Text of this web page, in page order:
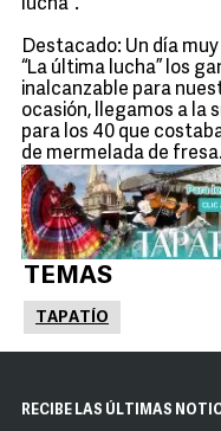
lucha”.
Destacado: Un día
“La última lucha” los
inalcanzable para
ocasión, llegamos a la
para los 40 que
de mermelada de
TEMAS
TAPATÍO
RECIBE LAS ÚLTIMAS